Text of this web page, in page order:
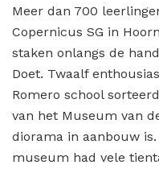
Meer dan 700
Copernicus SG in
staken onlangs de
Doet. Twaalf
Romero school
van het Museum van
diorama in aanbouw
museum had vele